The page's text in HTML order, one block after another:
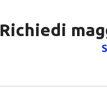
Richiedi